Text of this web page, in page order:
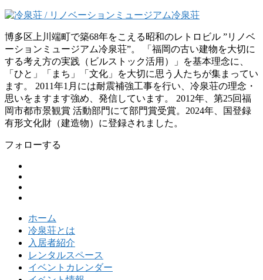
博多区上川端町で築68年をこえる昭和のレトロビル ”リノベ
ーションミュージアム冷泉荘”。 「福岡の古い建物を大切に
する考え方の実践（ビルストック活用）」を基本理念に、
「ひと」「まち」「文化」を大切に思う人たちが集まってい
ます。 2011年1月には耐震補強工事を行い、冷泉荘の理念・
思いをますます強め、発信しています。 2012年、第25回福
岡市都市景観賞 活動部門にて部門賞受賞。2024年、国登録
有形文化財（建造物）に登録されました。
フォローする
ホーム
冷泉荘とは
入居者紹介
レンタルスペース
イベントカレンダー